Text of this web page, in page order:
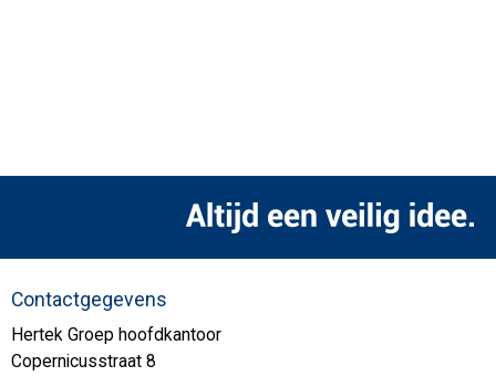
Contactgegevens
Hertek Groep hoofdkantoor
Copernicusstraat 8